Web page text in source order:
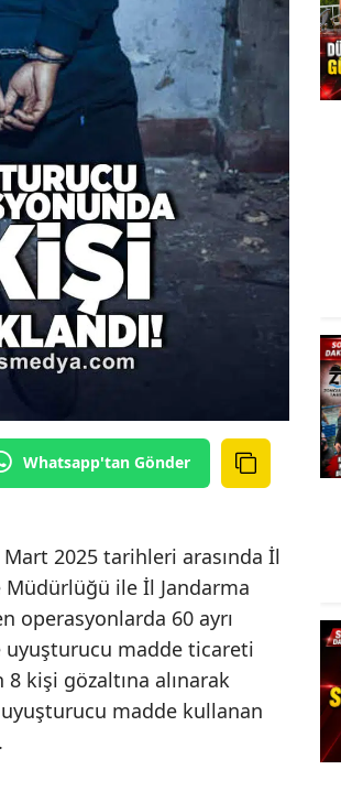
Whatsapp'tan Gönder
Mart 2025 tarihleri arasında İl
ile İl Jandarma
operasyonlarda 60 ayrı
uyuşturucu madde ticareti
kişi gözaltına alınarak
uyuşturucu madde kullanan